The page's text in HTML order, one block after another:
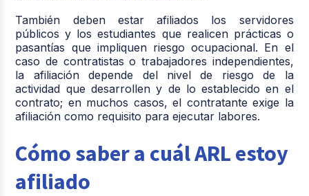
También deben estar afiliados los servidores
públicos y los estudiantes que realicen prácticas o
pasantías que impliquen riesgo ocupacional. En el
caso de contratistas o trabajadores independientes,
la afiliación depende del nivel de riesgo de la
actividad que desarrollen y de lo establecido en el
contrato; en muchos casos, el contratante exige la
afiliación como requisito para ejecutar labores.
Cómo saber a cuál ARL estoy
afiliado